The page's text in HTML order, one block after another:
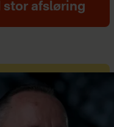
stor afsløring